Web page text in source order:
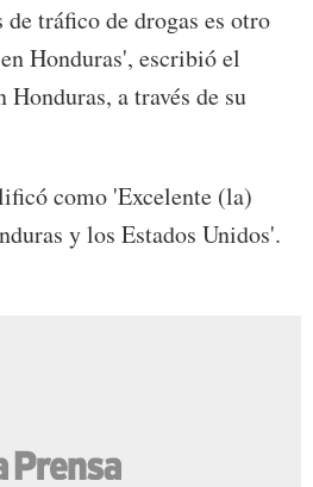
tráfico de drogas es otro
Honduras', escribió el
a través de su
como 'Excelente (la)
y los Estados Unidos'.